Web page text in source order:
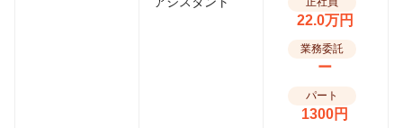
22.0万円
業務委託
ー
パート
1300円